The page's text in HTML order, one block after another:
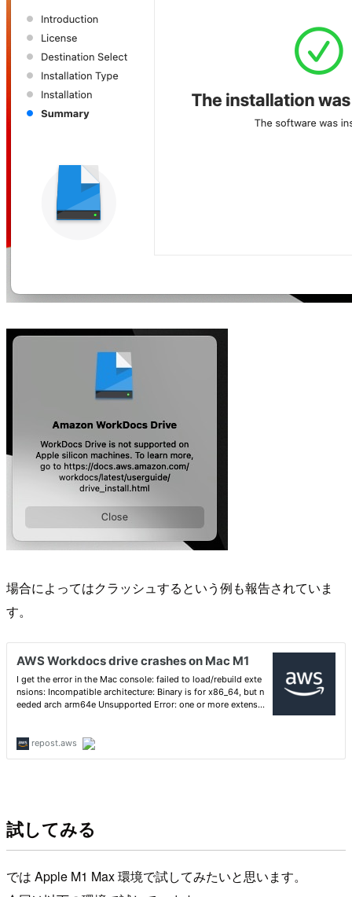
場合によってはクラッシュするという例も報告されていま
す。
試してみる
では Apple M1 Max 環境で試してみたいと思います。